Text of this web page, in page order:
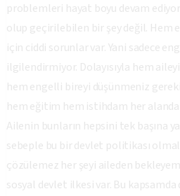
problemleri hayat boyu devam
olup geçirilebilen bir şey değil. Hem
için ciddi sorunlar var. Yani sadece
ilgilendirmiyor. Dolayısıyla hem
hem engelli bireyi düşünmeniz
hem eğitim hem istihdam her
Ailenin bunların hepsini tek başına
sebeple bu bir devlet politikası
çözülemez her şeyi aileden
sosyal devlet ilkesi var. Bu